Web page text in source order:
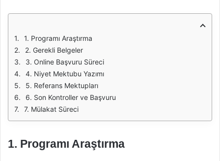
1. Programı Araştırma
2. Gerekli Belgeler
3. Online Başvuru Süreci
4. Niyet Mektubu Yazımı
5. Referans Mektupları
6. Son Kontroller ve Başvuru
7. Mülakat Süreci
1. Programı Araştırma